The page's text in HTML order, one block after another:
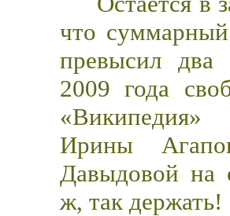
что
превысил
2009 года
Ирины
Давыдовой на
ж, так держать!